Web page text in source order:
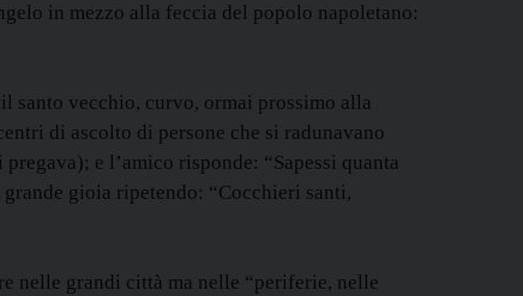
in mezzo alla feccia del popolo napoletano:
santo vecchio, curvo, ormai prossimo alla
di ascolto di persone che si radunavano
e l’amico risponde: “Sapessi quanta
gioia ripetendo: “Cocchieri santi,
nelle grandi città ma nelle “periferie, nelle